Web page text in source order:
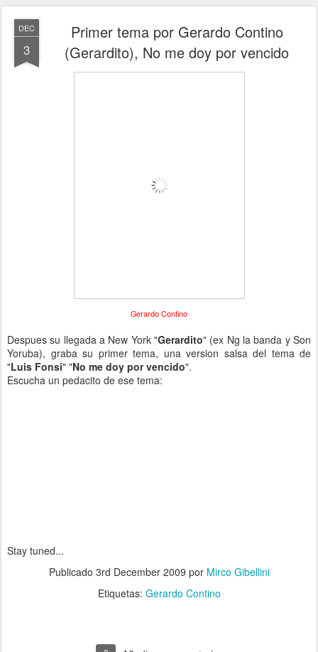
DEC
3
Primer tema por Gerardo Contino
(Gerardito), No me doy por vencido
Gerardo Contino
Despues su llegada a New York "Gerardito" (ex Ng la banda y Son
Yoruba), graba su primer tema, una version salsa del tema de
"Luis Fonsi" "No me doy por vencido".
Escucha un pedacito de ese tema:
Stay tuned...
Publicado 3rd December 2009 por Mirco Gibellini
Etiquetas: Gerardo Contino